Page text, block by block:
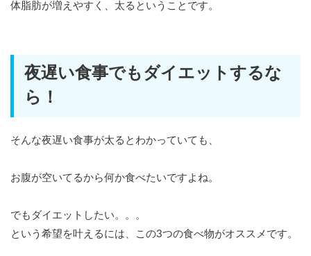
体脂肪が増えやすく、太るということです。
夜遅い食事でもダイエットするな
ら！
そんな夜遅い食事が太るとわかっていても、
お腹が空いてるから何か食べたいですよね。
でもダイエットしたい。。。
という希望を叶えるには、この3つの食べ物がオススメです。